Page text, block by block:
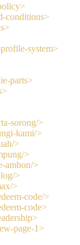
conditions>
system>
parts>
sorong/>
kami/>
>
>
ambon/>
>
>
code/>
code>
page-1>